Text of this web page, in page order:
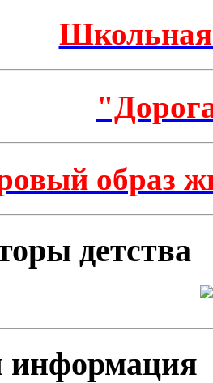
Школьная
образ
детства
информация